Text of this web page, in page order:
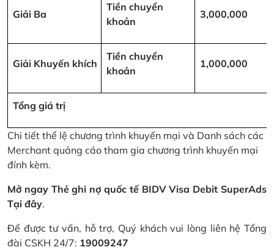
Giải Ba
Tiền chuyển
khoản
3,000,000
Giải Khuyến khích
Tiền chuyển
khoản
1,000,000
Tổng giá trị
Chi tiết thể lệ chương trình khuyến mại và Danh sách các
Merchant quảng cáo tham gia chương trình khuyến mại
đính kèm.
Mở ngay Thẻ ghi nợ quốc tế BIDV Visa Debit SuperAds
Tại đây.
Để được tư vấn, hỗ trợ, Quý khách vui lòng liên hệ Tổng
đài CSKH 24/7: 19009247